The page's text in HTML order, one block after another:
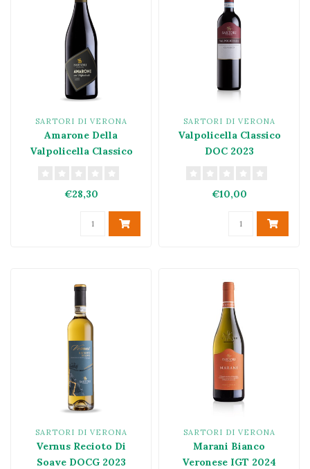
SARTORI DI VERONA
Amarone Della
Valpolicella Classico
€28,30
SARTORI DI VERONA
Valpolicella Classico
DOC 2023
€10,00
SARTORI DI VERONA
Vernus Recioto Di
Soave DOCG 2023
SARTORI DI VERONA
Marani Bianco
Veronese IGT 2024